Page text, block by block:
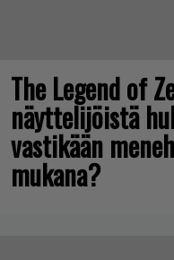
The Legend of
näyttelijöistä
vastikään
mukana?